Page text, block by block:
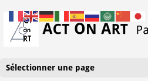
Sélectionner une page